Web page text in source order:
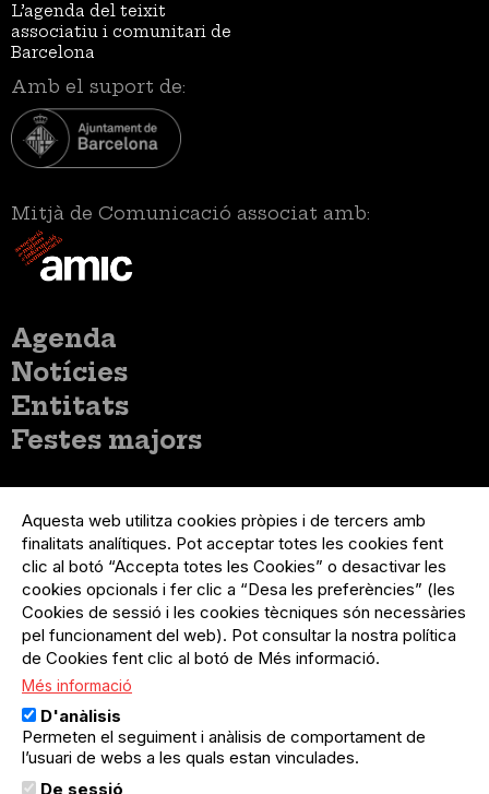
L’agenda del teixit
associatiu i comunitari de
Barcelona
Amb el suport de:
Mitjà de Comunicació associat amb:
Menú
principal
Agenda
Notícies
Entitats
Festes majors
del
compte
d'usuari
Menú
usuari
no
loggat
Registre organització
Menú
Peu
Sobre el projecte
Preguntes freqüents
Contacte
Menú
Legal
Política de privacitat
Avís legal
Política de cookies
Aquesta web utilitza cookies pròpies i de tercers amb
finalitats analítiques. Pot acceptar totes les cookies fent
clic al botó “Accepta totes les Cookies” o desactivar les
cookies opcionals i fer clic a “Desa les preferències” (les
Cookies de sessió i les cookies tècniques són necessàries
pel funcionament del web). Pot consultar la nostra política
de Cookies fent clic al botó de Més informació.
Més informació
D'anàlisis
Permeten el seguiment i anàlisis de comportament de
l’usuari de webs a les quals estan vinculades.
De sessió